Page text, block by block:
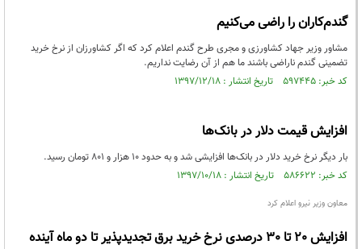
گندم‌کاران را راضی می‌کنیم
مشاور وزیر جهاد کشاورزی و مجری طرح گندم اعلام کرد که اگر کشاورزان از نرخ خرید
تضمینی گندم ناراضی باشند ما هم از آن رضایت نداریم.
کد خبر: ۵۹۷۴۴۵ تاریخ انتشار : ۱۳۹۷/۱۲/۱۸
افزایش قیمت دلار در بانک‌ها
بار دیگر نرخ خرید دلار در بانک‌ها افزایشی شد و به حدود ۱۰ هزار و ۸۰۱ تومان رسید.
کد خبر: ۵۸۶۶۲۲ تاریخ انتشار : ۱۳۹۷/۱۰/۱۸
معاون وزیر نیرو اعلام کرد
افزایش ٢٠ تا ٣٠ درصدی نرخ خرید برق تجدیدپذیر تا دو ماه آینده